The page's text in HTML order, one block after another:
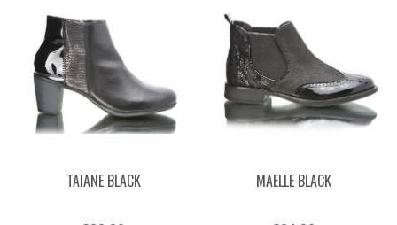
TAIANE BLACK MAELLE BLACK